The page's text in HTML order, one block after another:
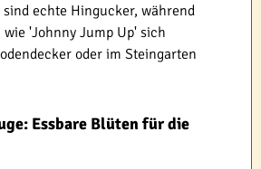
sind echte Hingucker, während
'Johnny Jump Up' sich
oder im Steingarten
Essbare Blüten für die